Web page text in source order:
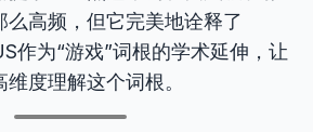
么高频，但它完美地诠释了
作为“游戏”词根的学术延伸，让
度理解这个词根。